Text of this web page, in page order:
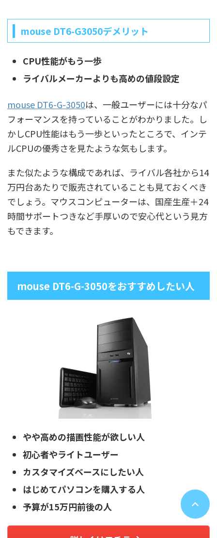
mouse DT6-G3050デメリット
CPU性能がもう一歩
ライバルメーカーよりも高めの値段設定
mouse DT6-G-3050は、一般ユーザーには十分なパ
フォーマンスを持っていることがわかりました。し
かしCPU性能はもう一歩といったところで、インテ
ルCPUの優秀さを見たような気もします。
また似たような構成であれば、ライバル各社から14
万円台あたりで販売されていることも見ておくべき
でしょう。マウスコンピューターは、国産生産＋24
時間サポートつきなど手厚いので安心代という見方
もできます。
mouse DT6-G-3050をおすすめしたい人
やや高めの描画性能が欲しい人
初心者やライトユーザー
カスタマイズベースにしたい人
はじめてパソコンを購入する人
予算が15万円前後の人